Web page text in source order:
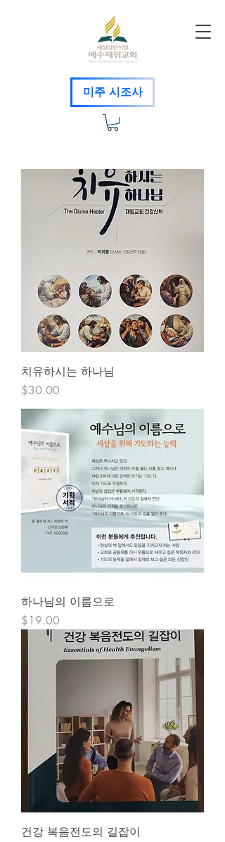
미주 시조사
치유하시는 하나님
Price
$30.00
하나님의 이름으로
Price
$19.00
건강 복음전도의 길잡이